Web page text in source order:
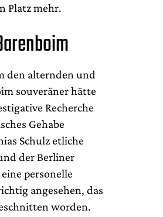
Platz mehr.
den alternden und
souveräner hätte
Recherche
Gehabe
Schulz etliche
der Berliner
personelle
angesehen, das
worden.